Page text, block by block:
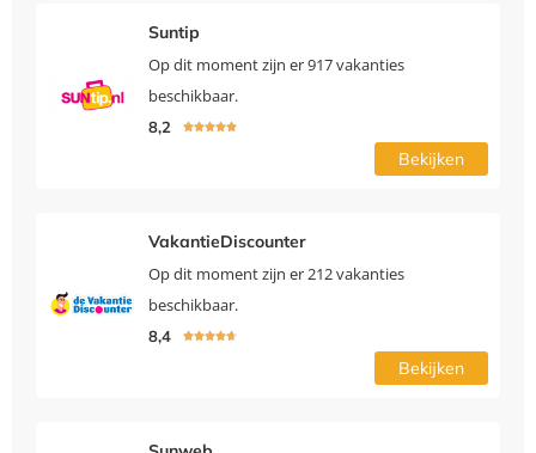
Suntip
Op dit moment zijn er 917 vakanties
beschikbaar.
8,2 
Bekijken
VakantieDiscounter
Op dit moment zijn er 212 vakanties
beschikbaar.
8,4 
Bekijken